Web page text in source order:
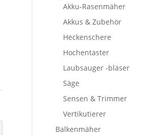
Akku-Rasenmäher
Akkus & Zubehör
Heckenschere
Hochentaster
Laubsauger -bläser
Säge
Sensen & Trimmer
Vertikutierer
Balkenmäher